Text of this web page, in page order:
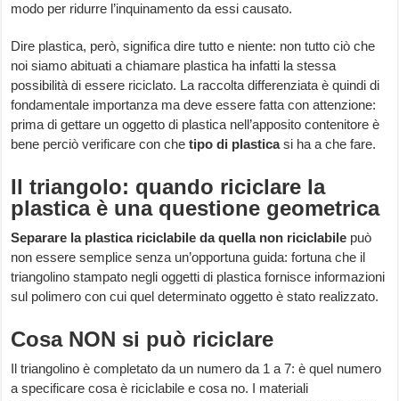
modo per ridurre l’inquinamento da essi causato.
Dire plastica, però, significa dire tutto e niente: non tutto ciò che
noi siamo abituati a chiamare plastica ha infatti la stessa
possibilità di essere riciclato. La raccolta differenziata è quindi di
fondamentale importanza ma deve essere fatta con attenzione:
prima di gettare un oggetto di plastica nell’apposito contenitore è
bene perciò verificare con chetipo di plasticasi ha a che fare.
Il triangolo: quando riciclare la
plastica è una questione geometrica
Separare la plastica riciclabile da quella non riciclabile può
non essere semplice senza un’opportuna guida: fortuna che il
triangolino stampato negli oggetti di plastica fornisce informazioni
sul polimero con cui quel determinato oggetto è stato realizzato.
Cosa NON si può riciclare
Il triangolino è completato da un numero da 1 a 7: è quel numero
a specificare cosa è riciclabile e cosa no. I materiali